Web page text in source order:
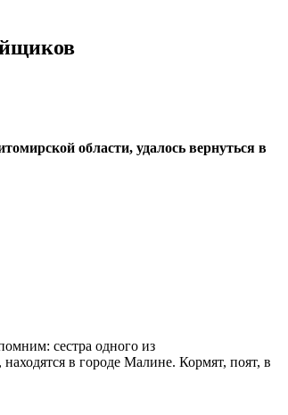
области, удалось вернуться в
сестра одного из
в городе Малине. Кормят, поят, в